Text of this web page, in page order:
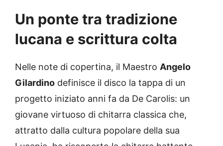
Un ponte tra tradizione
lucana e scrittura colta
Nelle note di copertina, il Maestro Angelo
Gilardino definisce il disco la tappa di un
progetto iniziato anni fa da De Carolis: un
giovane virtuoso di chitarra classica che,
attratto dalla cultura popolare della sua